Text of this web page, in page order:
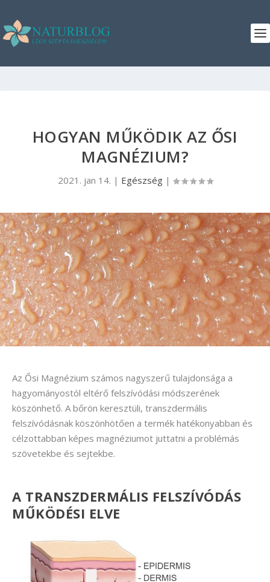
HOGYAN MŰKÖDIK AZ ŐSI
MAGNÉZIUM?
2021. jan 14. | Egészség|
Az Ősi Magnézium számos nagyszerű tulajdonsága a
hagyományostól eltérő felszívódási módszerének
köszönhető. A bőrön keresztüli, transzdermális
felszívódásnak köszönhötően a termék hatékonyabban és
célzottabban képes magnéziumot juttatni a problémás
szövetekbe és sejtekbe.
A TRANSZDERMÁLIS FELSZÍVÓDÁS
MŰKÖDÉSI ELVE